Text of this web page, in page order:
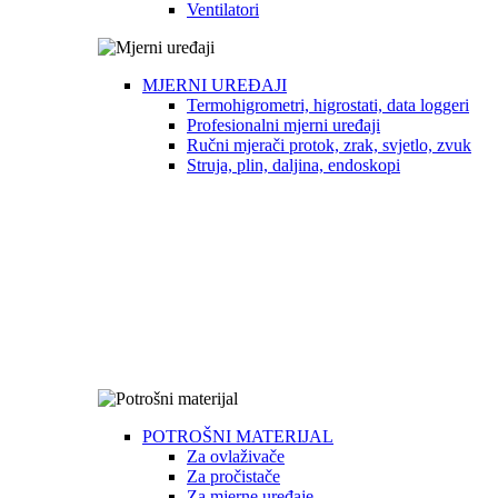
Ventilatori
MJERNI UREĐAJI
Termohigrometri, higrostati, data loggeri
Profesionalni mjerni uređaji
Ručni mjerači protok, zrak, svjetlo, zvuk
Struja, plin, daljina, endoskopi
POTROŠNI MATERIJAL
Za ovlaživače
Za pročistače